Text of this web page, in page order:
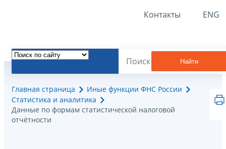
Контакты ENG
Найти
Главная страница
Иные функции ФНС России
Статистика и аналитика
Данные по формам статистической налоговой
отчётности